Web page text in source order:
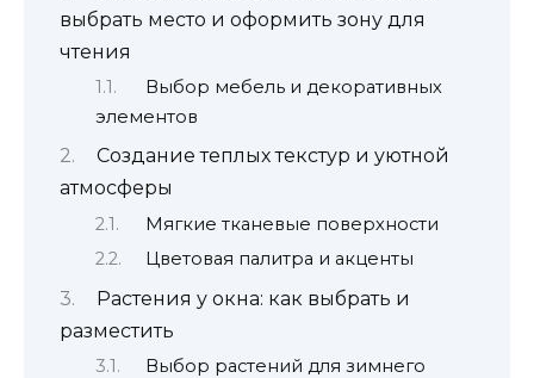
выбрать место и оформить зону для
чтения
Выбор мебель и декоративных
элементов
Создание теплых текстур и уютной
атмосферы
Мягкие тканевые поверхности
Цветовая палитра и акценты
Растения у окна: как выбрать и
разместить
Выбор растений для зимнего